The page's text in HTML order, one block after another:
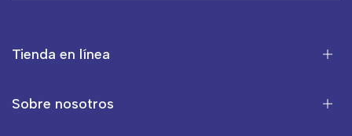
Tienda en línea
Sobre nosotros